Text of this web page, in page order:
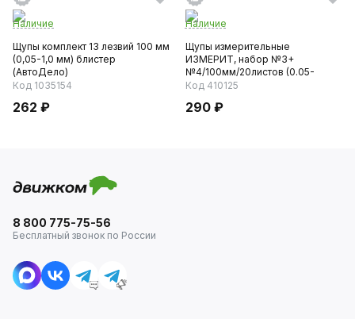
Наличие
Щупы комплект 13 лезвий 100 мм
(0,05-1,0 мм) блистер
(АвтоДело)
Код 1035154
262 ₽
Наличие
Щупы измерительные
ИЗМЕРИТ, набор №3+
№4/100мм/20листов (0.05-
1.0мм)
Код 410125
290 ₽
8 800 775-75-56
Бесплатный звонок по России